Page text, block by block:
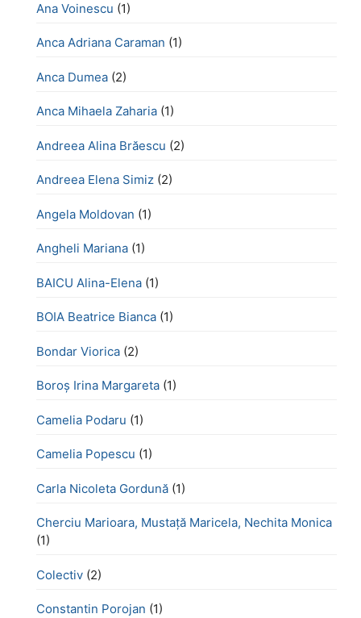
Ana Voinescu (1)
Anca Adriana Caraman (1)
Anca Dumea (2)
Anca Mihaela Zaharia (1)
Andreea Alina Brăescu (2)
Andreea Elena Simiz (2)
Angela Moldovan (1)
Angheli Mariana (1)
BAICU Alina-Elena (1)
BOIA Beatrice Bianca (1)
Bondar Viorica (2)
Boroş Irina Margareta (1)
Camelia Podaru (1)
Camelia Popescu (1)
Carla Nicoleta Gordună (1)
Cherciu Marioara, Mustață Maricela, Nechita Monica
(1)
Colectiv (2)
Constantin Porojan (1)